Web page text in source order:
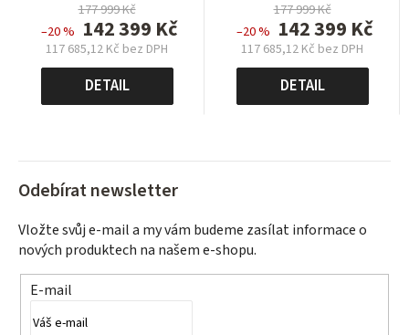
177 999 Kč
–20 % 142 399 Kč
117 685,12 Kč bez DPH
Měrná
cena:
DETAIL
177 999 Kč
–20 % 142 399 Kč
117 685,12 Kč bez DPH
Měrná
cena:
DETAIL
Odebírat newsletter
Vložte svůj e-mail a my vám budeme zasílat informace o
nových produktech na našem e-shopu.
E-mail